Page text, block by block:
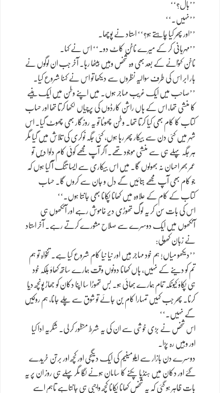
’’بال؟‘‘
’’نہیں۔‘‘
’’اور پھر کیا چاہتے ہو؟‘‘ استاد نے پوچھا۔
’’مہربانی کر کے میرے ناخن کاٹ دو۔‘‘ اس نے کہا۔
ناخن کٹوانے کے بعد بھی وہ شخص وہیں بیٹھا رہا۔ آخر جب ان لوگوں نے
بار ابر اس کی طرف سوالیہ نظروں سے دیکھا تو اس نے کہنا شروع کیا۔
’’صاحب میں ایک غریب مہاجر ہوں۔ میں اپنے وطن میں ایک بنیے
کا منشی تھا، اس کے ہاں راشن کارڈوں کی پرچیاں لکھا کرتا تھا اور حساب
کتاب کا کام بھی کیا کرتا تھا۔ وطن چھوٹا تو یہ روزگار بھی چھوٹ گیا۔ اس
شہر میں کئی دن سے بیکار پھر رہا ہوں، کئی جگہ نوکری کی تلاش میں گیا مگر
ہر جگہ پہلے ہی سے منشی موجود تھے۔ اگر آپ مجھے کوئی کام دلوا دیں تو
عمر بھر احسان نہ بھولوں گا۔ میں اس بیکاری سے ایسا تنگ آ گیا ہوں کہ
جو کام بھی آپ مجھے بتائیں گے دل و جان سے کروں گا۔ حساب
کتاب کے کام کے علاوہ میں کھانا پکانا بھی جانتا ہوں۔‘‘
اس کی بات سن کر یہ لوگ تھوڑی دیر خاموش رہے اور آنکھوں ہی
آنکھوں میں ایک دوسرے سے صلاح مشورے کرتے رہے۔ آخر استاد
نے زبان کھولی:
’’دیکھو میاں! ہم خود مہاجر ہیں اور نیا نیا کام شروع کیا ہے۔ تنخواہ تو ہم
تم کو دینے کے نہیں، ہاں کھانا دونوں وقت ہمارے ساتھ کھاؤ بلکہ خود
ہی پکاؤ کیونکہ تمام ہمارے بھائی ہو۔ بس تھوڑا سا اپنا دکان کو جھاڑ پونچھ دیا
کرنا۔ پھر جب کہیں تمہارا کام بن جائے تو شوق سے چلے جانا، ہم روکیں
گے نہیں۔‘‘
اس شخص نے بڑی خوشی سے ان کی یہ شرط منظور کر لی۔ شکریہ ادا کیا
اور وہیں رہ پڑا۔
دوسرے دن بازار سے ایلومینیم کی ایک دیگچی اور کچھ اور برتن خریدے
گئے اور دکان میں ہنڈیا پکنے کا سامان ہونے لگا مگر پہلے ہی روز ان پر یہ
بات ظاہر ہو گئی کہ یہ شخص کھانا پکانا کچھ واجبی ہی جانتاہے تاہم اسے